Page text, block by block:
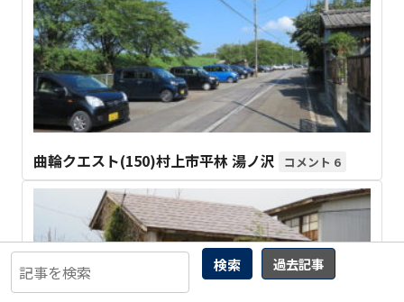
検索 過去記事
曲輪クエスト(150)村上市平林 湯ノ沢 6